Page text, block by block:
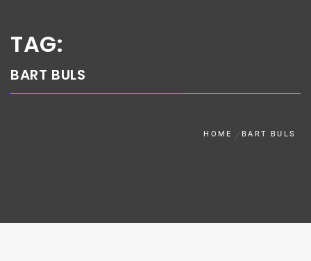
TAG:
BART BULS
HOME BART BULS